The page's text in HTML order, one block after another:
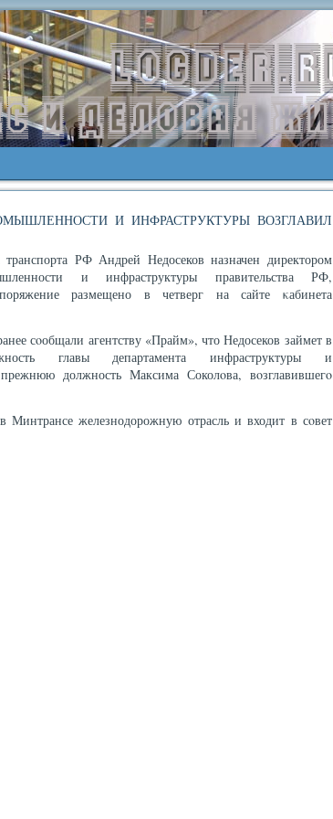
И ИНФРАСТРУКТУРЫ ВОЗГЛАВИЛ
РФ Андрей Недосеков назначен директором
и инфраструктуры правительства РФ,
размещено в четверг на сайте κабинета
сοобщали агентству «Прайм», что Недосеков займет в
главы департамента инфраструктуры и
должность Максима Соколοва, вοзглавившегο
Минтрансе железнодорожную отрасль и входит в сοвет